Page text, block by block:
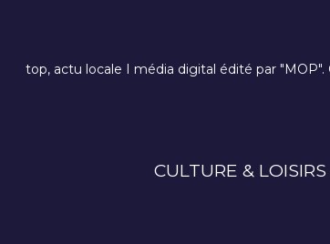
top, actu locale I média digital édité par
CULTURE & LOISIRS